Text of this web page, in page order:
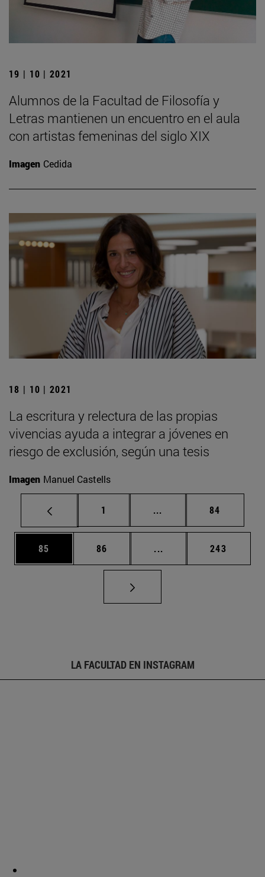
19 | 10 | 2021
Alumnos de la Facultad de Filosofía y
Letras mantienen un encuentro en el aula
con artistas femeninas del siglo XIX
Imagen Cedida
18 | 10 | 2021
La escritura y relectura de las propias
vivencias ayuda a integrar a jóvenes en
riesgo de exclusión, según una tesis
Imagen Manuel Castells
Página
1 ... Páginas intermedias
Página
84
Página
85 Página
86 ... Páginas intermedias
Página
243
LA FACULTAD EN INSTAGRAM